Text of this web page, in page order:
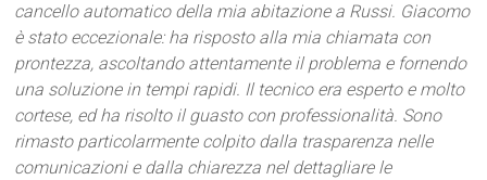
cancello automatico della mia abitazione a Russi. Giacomo
è stato eccezionale: ha risposto alla mia chiamata con
prontezza, ascoltando attentamente il problema e fornendo
una soluzione in tempi rapidi. Il tecnico era esperto e molto
cortese, ed ha risolto il guasto con professionalità. Sono
rimasto particolarmente colpito dalla trasparenza nelle
comunicazioni e dalla chiarezza nel dettagliare le